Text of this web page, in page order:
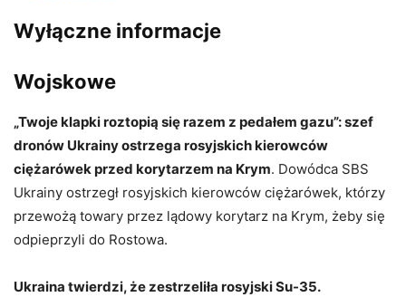
Wyłączne informacje
Wojskowe
„Twoje klapki roztopią się razem z pedałem gazu”: szef
dronów Ukrainy ostrzega rosyjskich kierowców
ciężarówek przed korytarzem na Krym. Dowódca SBS
Ukrainy ostrzegł rosyjskich kierowców ciężarówek, którzy
przewożą towary przez lądowy korytarz na Krym, żeby się
odpieprzyli do Rostowa.
Ukraina twierdzi, że zestrzeliła rosyjski Su-35.